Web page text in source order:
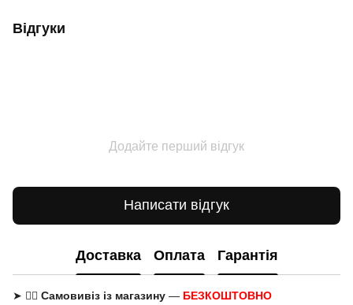
Відгуки
Додайте перший відгук
Написати відгук
Доставка Оплата Гарантія
➤ 🚶‍♂️ Самовивіз із магазину — БЕЗКОШТОВНО